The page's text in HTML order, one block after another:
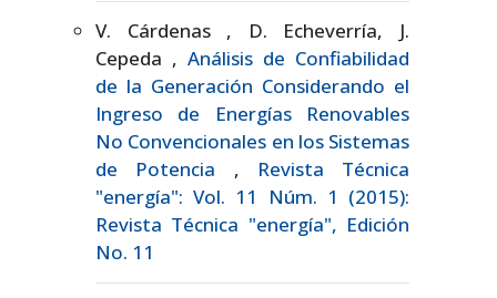
V. Cárdenas , D. Echeverría, J.
Cepeda , Análisis de Confiabilidad
de la Generación Considerando el
Ingreso de Energías Renovables
No Convencionales en los Sistemas
de Potencia , Revista Técnica
"energía": Vol. 11 Núm. 1 (2015):
Revista Técnica "energía", Edición
No. 11